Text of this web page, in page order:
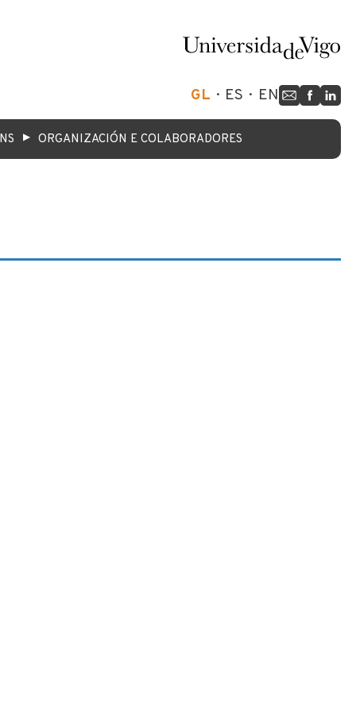
GL ES EN
▶ ORGANIZACIÓN E COLABORADORES